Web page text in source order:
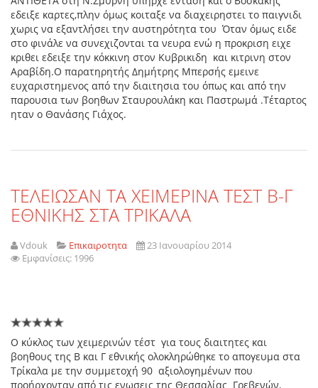
εδειξε καρτες,πλην όμως κοιταξε να διαχειρηστει το παιγνιδι
χωρις να εξαντλήσει την αυστηρότητα του Όταν όμως ειδε
στο φινάλε να συνεχιζονται τα νευρα ενώ η προκριση ειχε
κριθει εδειξε την κόκκινη στον Κυβρικιδη και κιτρινη στον
Αραβίδη.Ο παρατηρητής Δημήτρης Μπερσής εμεινε
ευχαριστημενος από την διαιτησια του όπως και από την
παρουσια των βοηθων Σταυρουλάκη και Παστρωμά .Τέταρτος
ηταν ο Θανάσης Γιάχος.
TEΛΕΙΩΣΑΝ ΤΑ ΧΕΙΜΕΡΙΝΑ ΤΕΣΤ Β-Γ
ΕΘΝΙΚΗΣ ΣΤΑ ΤΡΙΚΑΛΑ
Vdouk Επικαιροτητα
23 Ιανουαρίου 2014
Εμφανίσεις: 1996
Ο κύκλος των χειμερινών τέστ για τους διαιτητες και
βοηθους της Β και Γ εθνικής ολοκληρώθηκε το απογευμα στα
Τρίκαλα με την συμμετοχή 90 αξιολογημένων που
προήρχονταν από τις ενωσεις της Θεσσαλίας Γρεβενών,